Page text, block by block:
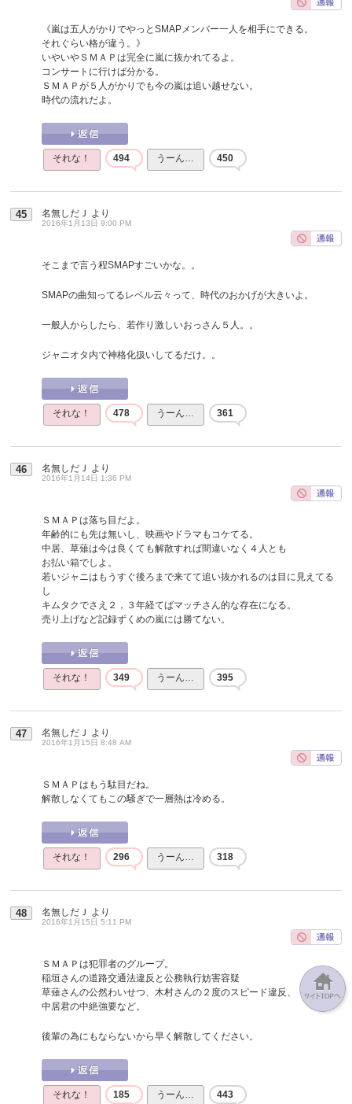
《嵐は五人がかりでやっとSMAPメンバー一人を相手にできる。
それぐらい格が違う。》
いやいやＳＭＡＰは完全に嵐に抜かれてるよ。
コンサートに行けば分かる。
ＳＭＡＰが５人がかりでも今の嵐は追い越せない。
時代の流れだよ。
それな！ 494 うーん… 450
45 名無しだＪ より
2016年1月13日 9:00 PM
そこまで言う程SMAPすごいかな。。
SMAPの曲知ってるレベル云々って、時代のおかげが大きいよ。
一般人からしたら、若作り激しいおっさん５人。。
ジャニオタ内で神格化扱いしてるだけ。。
それな！ 478 うーん… 361
46 名無しだＪ より
2016年1月14日 1:36 PM
ＳＭＡＰは落ち目だよ。
年齢的にも先は無いし、映画やドラマもコケてる。
中居、草薙は今は良くても解散すれば間違いなく４人とも
お払い箱でしよ。
若いジャニはもうすぐ後ろまで来てて追い抜かれるのは目に見えてる
し
キムタクでさえ２，３年経てばマッチさん的な存在になる。
売り上げなど記録ずくめの嵐には勝てない。
それな！ 349 うーん… 395
47 名無しだＪ より
2016年1月15日 8:48 AM
ＳＭＡＰはもう駄目だね。
解散しなくてもこの騒ぎで一層熱は冷める。
それな！ 296 うーん… 318
48 名無しだＪ より
2016年1月15日 5:11 PM
ＳＭＡＰは犯罪者のグループ。
稲垣さんの道路交通法違反と公務執行妨害容疑
草薙さんの公然わいせつ、木村さんの２度のスピード違反、
中居君の中絶強要など。
後輩の為にもならないから早く解散してください。
それな！ 185 うーん… 443